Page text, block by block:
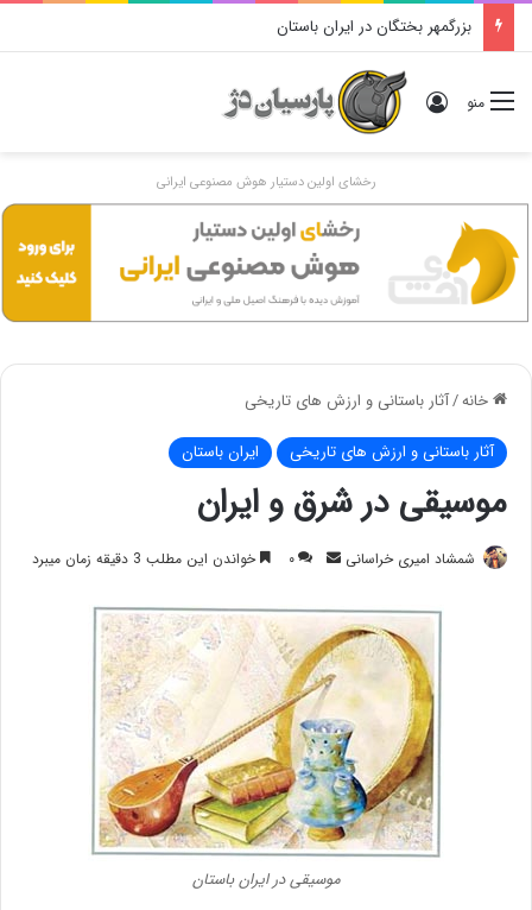
بزرگمهر بختگان در ایران باستان
منو ورود
رخشای اولین دستیار هوش مصنوعی ایرانی
خانه/آثار باستانی و ارزش های تاریخی
آثار باستانی و ارزش های تاریخی ایران باستان
موسیقی در شرق و ایران
شمشاد امیری خراسانی
ارسال۰ خواندن این مطلب 3 دقیقه زمان میبرد
موسیقی در ایران باستان